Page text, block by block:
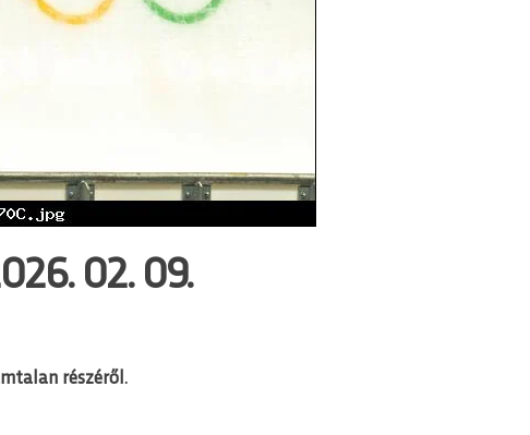
02. 09.
részéről.